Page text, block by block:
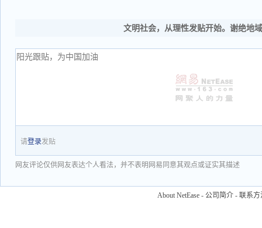
文明社会，从理性发贴开始。谢绝地
请登录发贴
网友评论仅供网友表达个人看法，并不表明网易同意其观点或证实其描述
About NetEase - 公司简介 - 联系方